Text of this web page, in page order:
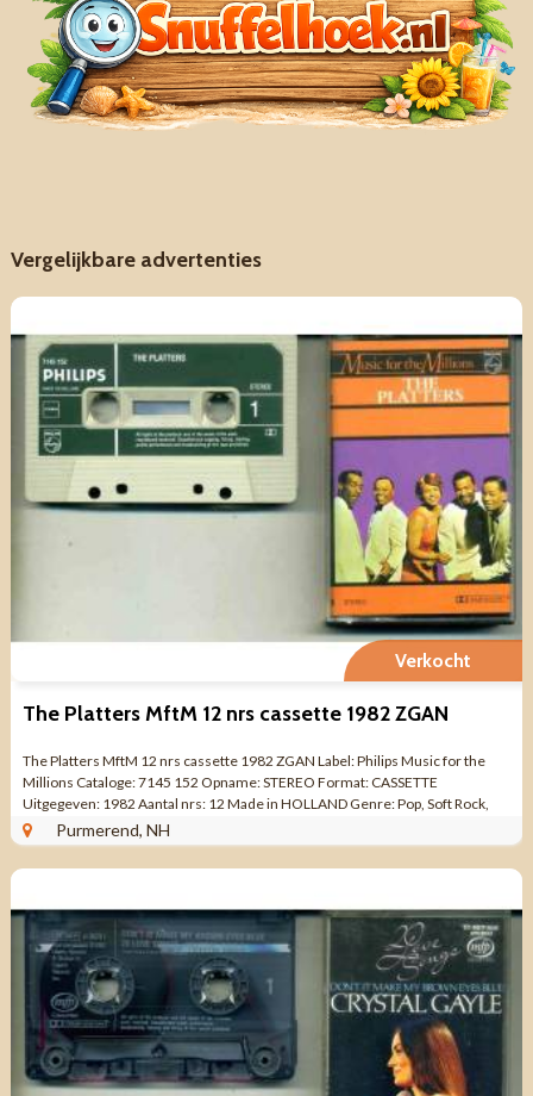
Vergelijkbare advertenties
Verkocht
The Platters MftM 12 nrs cassette 1982 ZGAN
The Platters MftM 12 nrs cassette 1982 ZGAN Label: Philips Music for the
Millions Cataloge: 7145 152 Opname: STEREO Format: CASSETTE
Uitgegeven: 1982 Aantal nrs: 12 Made in HOLLAND Genre: Pop, Soft Rock,
Doo Wop Kwaliteit: ZO GOED ALS ...
Purmerend, NH